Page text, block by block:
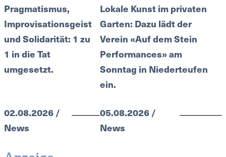
Pragmatismus,
Improvisationsgeist
und Solidarität: 1 zu
1 in die Tat
umgesetzt.
02.08.2026 /
News
Lokale Kunst im privaten
Garten: Dazu lädt der
Verein «Auf dem Stein
Performances» am
Sonntag in Niederteufen
ein.
05.08.2026 /
News